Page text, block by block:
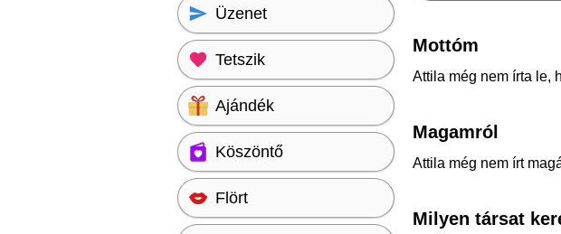
Mottóm
Attila még nem írta le,
Magamról
Attila még nem írt
Milyen társat
Üzenet
Tetszik
Ajándék
Köszöntő
Flört